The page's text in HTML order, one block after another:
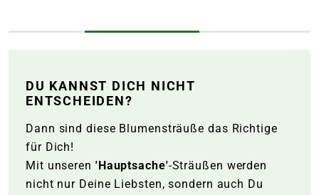
DU KANNST DICH NICHT
ENTSCHEIDEN?
Dann sind diese Blumensträuße das Richtige
für Dich!
Mit unseren 'Hauptsache'-Sträußen werden
nicht nur Deine Liebsten, sondern auch Du